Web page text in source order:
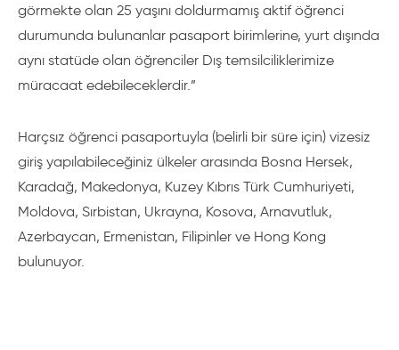
görmekte olan 25 yaşını doldurmamış aktif öğrenci
durumunda bulunanlar pasaport birimlerine, yurt dışında
aynı statüde olan öğrenciler Dış temsilciliklerimize
müracaat edebileceklerdir.”
Harçsız öğrenci pasaportuyla (belirli bir süre için) vizesiz
giriş yapılabileceğiniz ülkeler arasında Bosna Hersek,
Karadağ, Makedonya, Kuzey Kıbrıs Türk Cumhuriyeti,
Moldova, Sırbistan, Ukrayna, Kosova, Arnavutluk,
Azerbaycan, Ermenistan, Filipinler ve Hong Kong
bulunuyor.